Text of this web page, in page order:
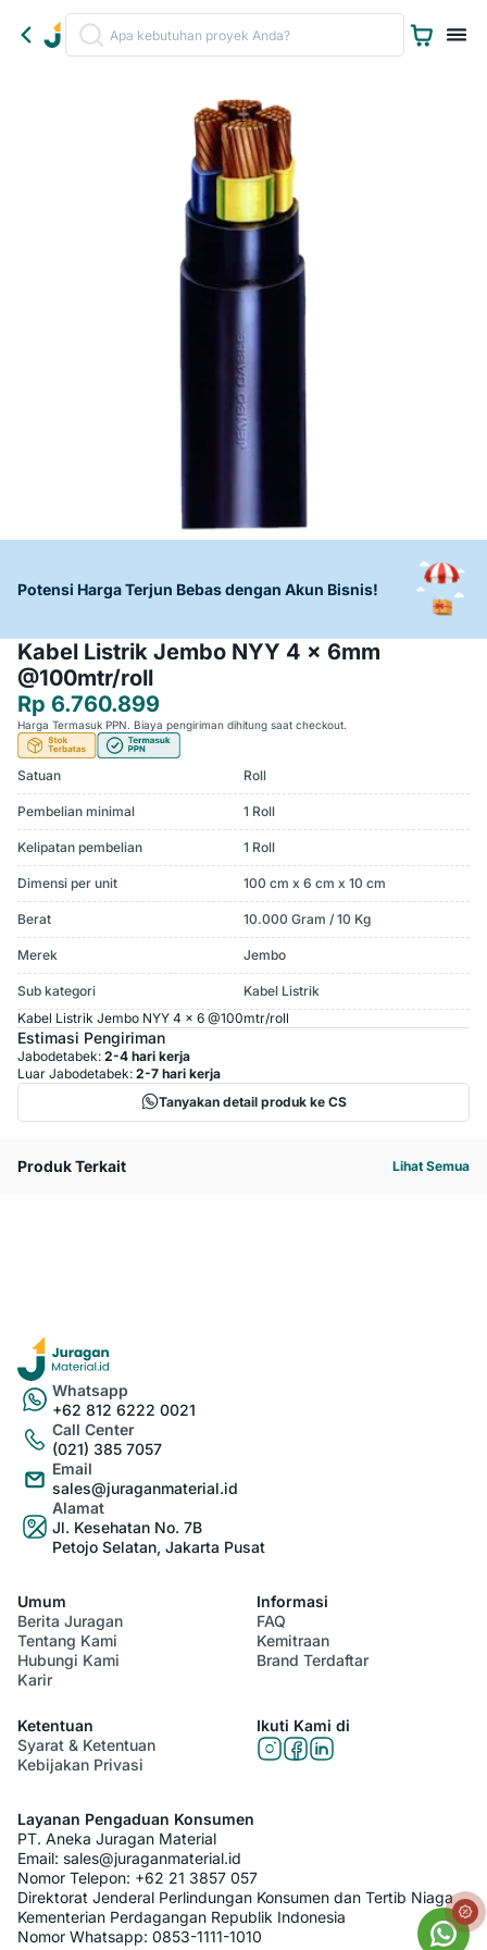
Potensi Harga Terjun Bebas dengan Akun Bisnis!
Kabel Listrik Jembo NYY 4 x 6mm
@100mtr/roll
Rp 6.760.899
Harga Termasuk PPN. Biaya pengiriman dihitung saat checkout.
Satuan Roll
Pembelian minimal 1 Roll
Kelipatan pembelian 1 Roll
Dimensi per unit 100 cm x 6 cm x 10 cm
Berat 10.000 Gram / 10 Kg
Merek Jembo
Sub kategori
Kabel Listrik
Kabel Listrik Jembo NYY 4 x 6 @100mtr/roll
Estimasi Pengiriman
Jabodetabek: 2-4 hari kerja
Luar Jabodetabek: 2-7 hari kerja
Tanyakan detail produk ke CS
Produk Terkait Lihat Semua
Whatsapp
+62 812 6222 0021
Call Center
(021) 385 7057
Email
sales@juraganmaterial.id
Alamat
Jl. Kesehatan No. 7B
Petojo Selatan, Jakarta Pusat
Umum
Berita Juragan
Tentang Kami
Hubungi Kami
Karir
Informasi
FAQ
Kemitraan
Brand Terdaftar
Ketentuan
Syarat & Ketentuan
Kebijakan Privasi
Ikuti Kami di
Layanan Pengaduan Konsumen
PT. Aneka Juragan Material
Email: sales@juraganmaterial.id
Nomor Telepon: +62 21 3857 057
Direktorat Jenderal Perlindungan Konsumen dan Tertib Niaga
Kementerian Perdagangan Republik Indonesia
Nomor Whatsapp: 0853-1111-1010